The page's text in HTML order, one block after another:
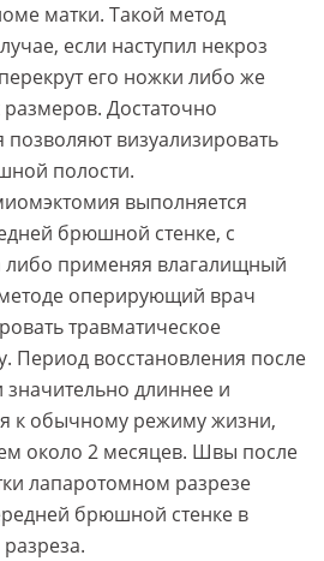
матки. Такой метод
если наступил некроз
его ножки либо же
Достаточно
визуализировать
полости.
выполняется
брюшной стенке, с
применяя влагалищный
оперирующий врач
травматическое
Период восстановления после
длиннее и
к обычному режиму жизни,
около 2 месяцев. Швы после
лапаротомном разрезе
брюшной стенке в